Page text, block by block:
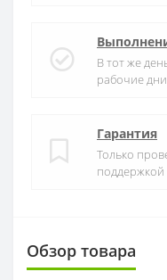
В тот же
рабочие
Гарантия
Только
поддержкой
Обзор товара